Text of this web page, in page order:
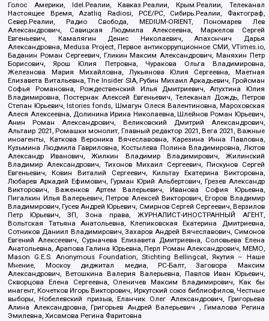
Голос Америки, Idel.Реалии, Кавказ.Реалии, Крым.Реалии, Телеканал
Настоящее Время, Azatliq Radiosi, PCE/PC, Сибирь.Реалии, Фактограф,
Север.Реалии, Радио Свобода, MEDIUM-ORIENT, Пономарев Лев
Александрович, Савицкая Людмила Алексеевна, Маркелов Сергей
Евгеньевич, Камалягин Денис Николаевич, Апахончич Дарья
Александровна, Medusa Project, Первое антикоррупционное СМИ, VTimes.io,
Баданин Роман Сергеевич, Гликин Максим Александрович, Маняхин Петр
Борисович, Ярош Юлия Петровна, Чуракова Ольга Владимировна,
Железнова Мария Михайловна, Лукьянова Юлия Сергеевна, Маетная
Елизавета Витальевна, The Insider SIA, Рубин Михаил Аркадьевич, Гройсман
Софья Романовна, Рождественский Илья Дмитриевич, Апухтина Юлия
Владимировна, Постернак Алексей Евгеньевич, Телеканал Дождь, Петров
Степан Юрьевич, Istories fonds, Шмагун Олеся Валентиновна, Мароховская
Алеся Алексеевна, Долинина Ирина Николаевна, Шлейнов Роман Юрьевич,
Анин Роман Александрович, Великовский Дмитрий Александрович,
Альтаир 2021, Ромашки монолит, Главный редактор 2021, Вега 2021, Важные
иноагенты, Каткова Вероника Вячеславовна, Карезина Инна Павловна,
Кузьмина Людмила Гавриловна, Костылева Полина Владимировна, Лютов
Александр Иванович, Жилкин Владимир Владимирович, Жилинский
Владимир Александрович, Тихонов Михаил Сергеевич, Пискунов Сергей
Евгеньевич, Ковин Виталий Сергеевич, Кильтау Екатерина Викторовна,
Любарев Аркадий Ефимович, Гурман Юрий Альбертович, Грезев Александр
Викторович, Важенков Артем Валерьевич, Иванова София Юрьевна,
Пигалкин Илья Валерьевич, Петров Алексей Викторович, Егоров Владимир
Владимирович, Гусев Андрей Юрьевич, Смирнов Сергей Сергеевич, Верзилов
Петр Юрьевич, ЗП, Зона права, ЖУРНАЛИСТ-ИНОСТРАННЫЙ АГЕНТ,
Вольтская Татьяна Анатольевна, Клепиковская Екатерина Дмитриевна,
Сотников Даниил Владимирович, Захаров Андрей Вячеславович, Симонов
Евгений Алексеевич, Сурначева Елизавета Дмитриевна, Соловьева Елена
Анатольевна, Арапова Галина Юрьевна, Перл Роман Александрович, МЕМО,
Mason G.E.S. Anonymous Foundation, Stichting Bellingcat, Якутия – Наше
Мнение, Москоу диджитал медиа, РС-Балт, Заговора Максим
Александрович, Ветошкина Валерия Валерьевна, Павлов Иван Юрьевич,
Скворцова Елена Сергеевна, Оленичев Максим Владимирович, Как бы
инагент, Кочетков Игорь Викторович, Иркутский союз библиофилов, Честные
выборы, Нобелевский призыв, Еланчик Олег Александрович, Григорьева
Алина Александровна, Григорьев Андрей Валерьевич , Гималова Регина
Эмилевна, Хисамова Регина Фаритовна